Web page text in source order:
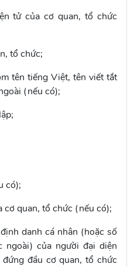
tử của cơ quan, tổ chức
tổ chức;
tên tiếng Việt, tên viết tắt
(nếu có);
có);
cơ quan, tổ chức (nếu có);
danh cá nhân (hoặc số
ngoài) của người đại diện
đầu cơ quan, tổ chức